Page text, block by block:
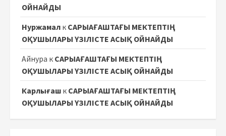
ОЙНАЙДЫ
Нуржамал к САРЫАҒАШТАҒЫ МЕКТЕПТІҢ
ОҚУШЫЛАРЫ ҮЗІЛІСТЕ АСЫҚ ОЙНАЙДЫ
Айнура к САРЫАҒАШТАҒЫ МЕКТЕПТІҢ
ОҚУШЫЛАРЫ ҮЗІЛІСТЕ АСЫҚ ОЙНАЙДЫ
Карлығаш к САРЫАҒАШТАҒЫ МЕКТЕПТІҢ
ОҚУШЫЛАРЫ ҮЗІЛІСТЕ АСЫҚ ОЙНАЙДЫ